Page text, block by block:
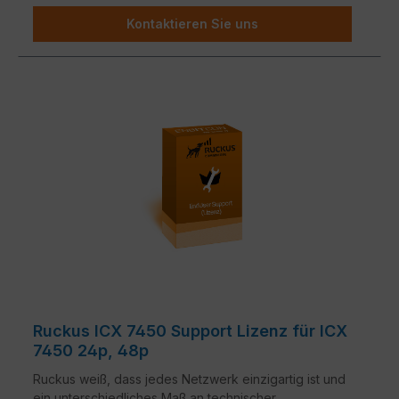
Kundenbedürfnisse zugeschnitten sind, stehen
zur Verfügung.Kontaktieren Sie uns
Ruckus ICX 7450 Support Lizenz für ICX
7450 24p, 48p
Ruckus weiß, dass jedes Netzwerk einzigartig ist und